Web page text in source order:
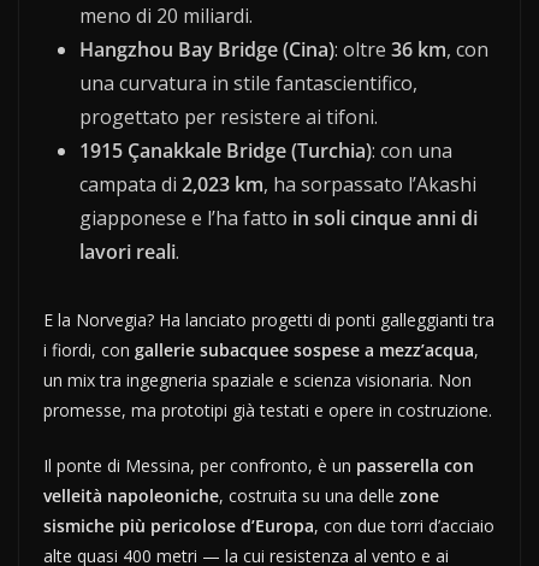
meno di 20 miliardi.
Hangzhou Bay Bridge (Cina): oltre 36 km, con
una curvatura in stile fantascientifico,
progettato per resistere ai tifoni.
1915 Çanakkale Bridge (Turchia): con una
campata di 2,023 km, ha sorpassato l’Akashi
giapponese e l’ha fatto in soli cinque anni di
lavori reali.
E la Norvegia? Ha lanciato progetti di ponti galleggianti tra
i fiordi, con gallerie subacquee sospese a mezz’acqua,
un mix tra ingegneria spaziale e scienza visionaria. Non
promesse, ma prototipi già testati e opere in costruzione.
Il ponte di Messina, per confronto, è un passerella con
velleità napoleoniche, costruita su una delle zone
sismiche più pericolose d’Europa, con due torri d’acciaio
alte quasi 400 metri — la cui resistenza al vento e ai